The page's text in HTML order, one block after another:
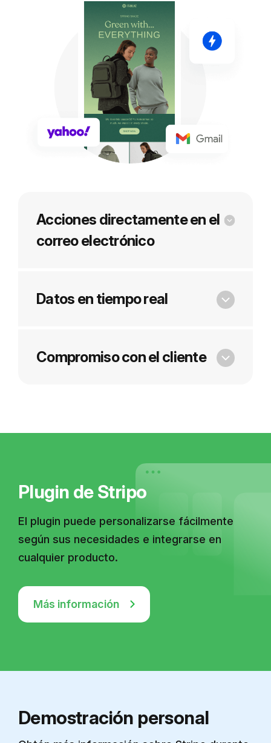
Acciones directamente en el
correo electrónico
Datos en tiempo real
Compromiso con el cliente
Plugin de Stripo
El plugin puede personalizarse fácilmente
según sus necesidades e integrarse en
cualquier producto.
Más información
Demostración personal